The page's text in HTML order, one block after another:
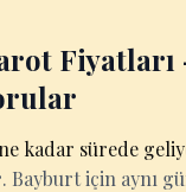
Fiyatları
kadar sürede
. Bayburt için aynı